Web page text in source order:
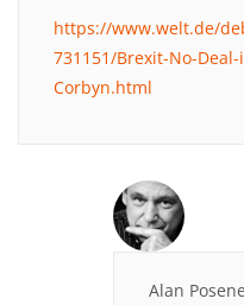
https://www.welt.de/
731151/Brexit-No-
Corbyn.html
Alan